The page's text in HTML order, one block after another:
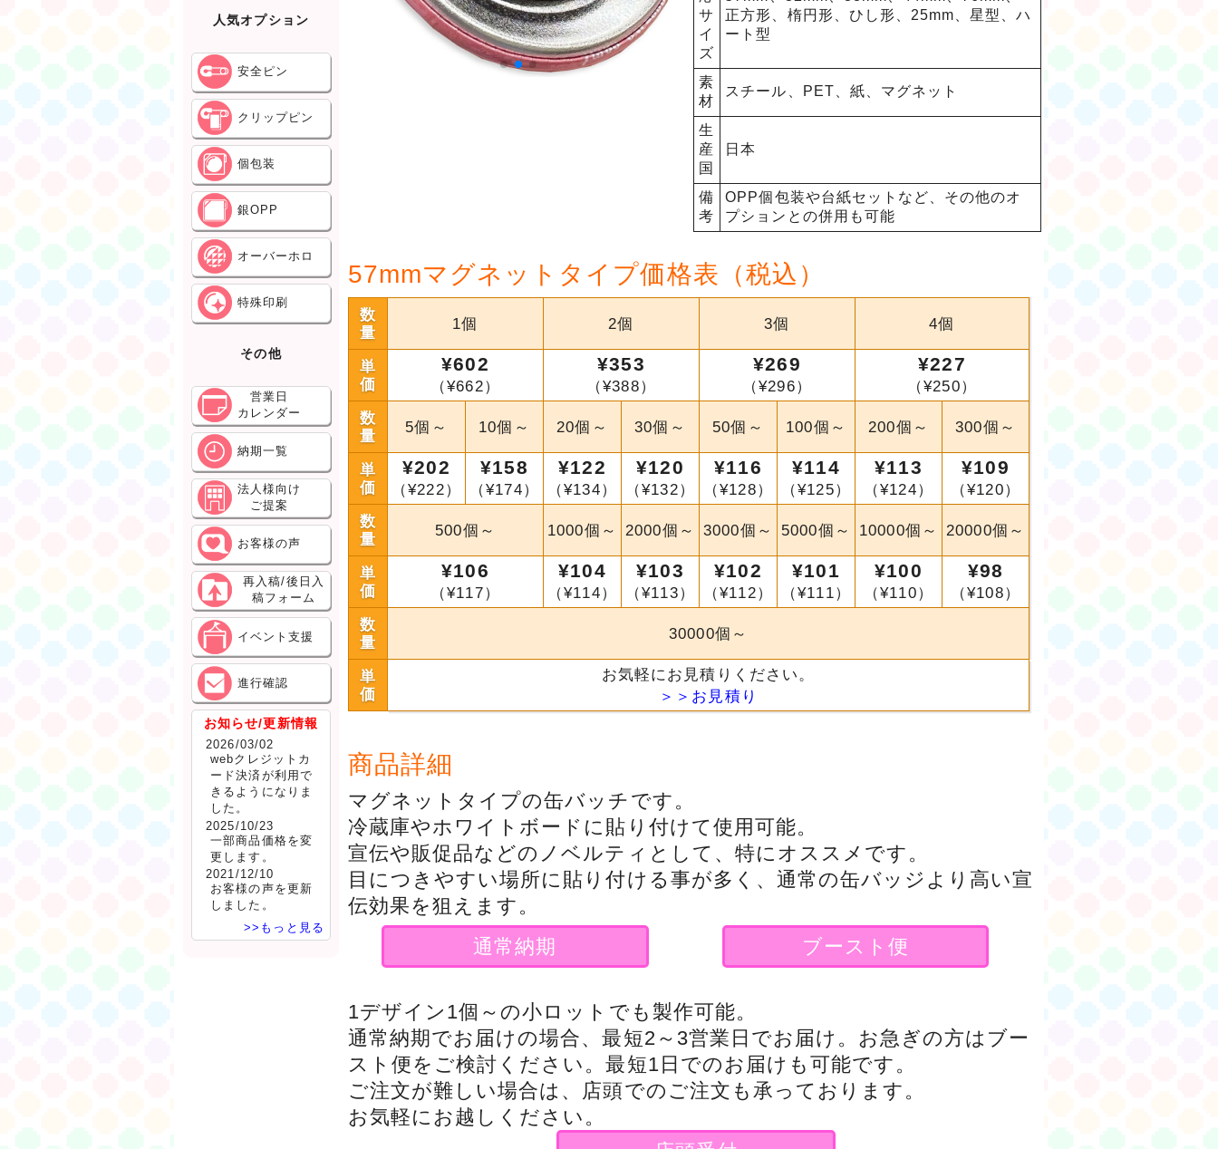
サ
イ
ズ
正方形、楕円形、ひし形、25mm、星型、ハ
ート型
素
材
スチール、PET、紙、マグネット
生
産
国
日本
備
考
OPP個包装や台紙セットなど、その他のオ
プションとの併用も可能
57mmマグネットタイプ価格表（税込）
数
量
1個 2個 3個 4個
単
価
¥602
（¥662）
¥353
（¥388）
¥269
（¥296）
¥227
（¥250）
数
量
5個～ 10個～ 20個～ 30個～ 50個～ 100個～ 200個～ 300個～
単
価
¥202
（¥222）
¥158
（¥174）
¥122
（¥134）
¥120
（¥132）
¥116
（¥128）
¥114
（¥125）
¥113
（¥124）
¥109
（¥120）
数
量
500個～ 1000個～ 2000個～ 3000個～ 5000個～ 10000個～ 20000個～
単
価
¥106
（¥117）
¥104
（¥114）
¥103
（¥113）
¥102
（¥112）
¥101
（¥111）
¥100
（¥110）
¥98
（¥108）
数
量
30000個～
単
価
お気軽にお見積りください。
＞＞お見積り
商品詳細
マグネットタイプの缶バッチです。
冷蔵庫やホワイトボードに貼り付けて使用可能。
宣伝や販促品などのノベルティとして、特にオススメです。
目につきやすい場所に貼り付ける事が多く、通常の缶バッジより高い宣
伝効果を狙えます。
通常納期
ブースト便
1デザイン1個～の小ロットでも製作可能。
通常納期でお届けの場合、最短2～3営業日でお届け。お急ぎの方はブー
スト便をご検討ください。最短1日でのお届けも可能です。
ご注文が難しい場合は、店頭でのご注文も承っております。
お気軽にお越しください。
人気オプション
安全ピン
クリップピン
個包装
銀OPP
オーバーホロ
特殊印刷
その他
営業日
カレンダー
納期一覧
法人様向け
ご提案
お客様の声
再入稿/後日入
稿フォーム
イベント支援
進行確認
お知らせ/更新情報
2026/03/02
webクレジットカ
ード決済が利用で
きるようになりま
した。
2025/10/23
一部商品価格を変
更します。
2021/12/10
お客様の声を更新
しました。
>>もっと見る